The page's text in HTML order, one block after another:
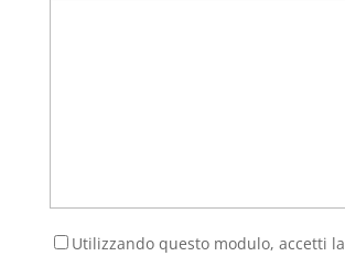
Utilizzando questo modulo, accetti la